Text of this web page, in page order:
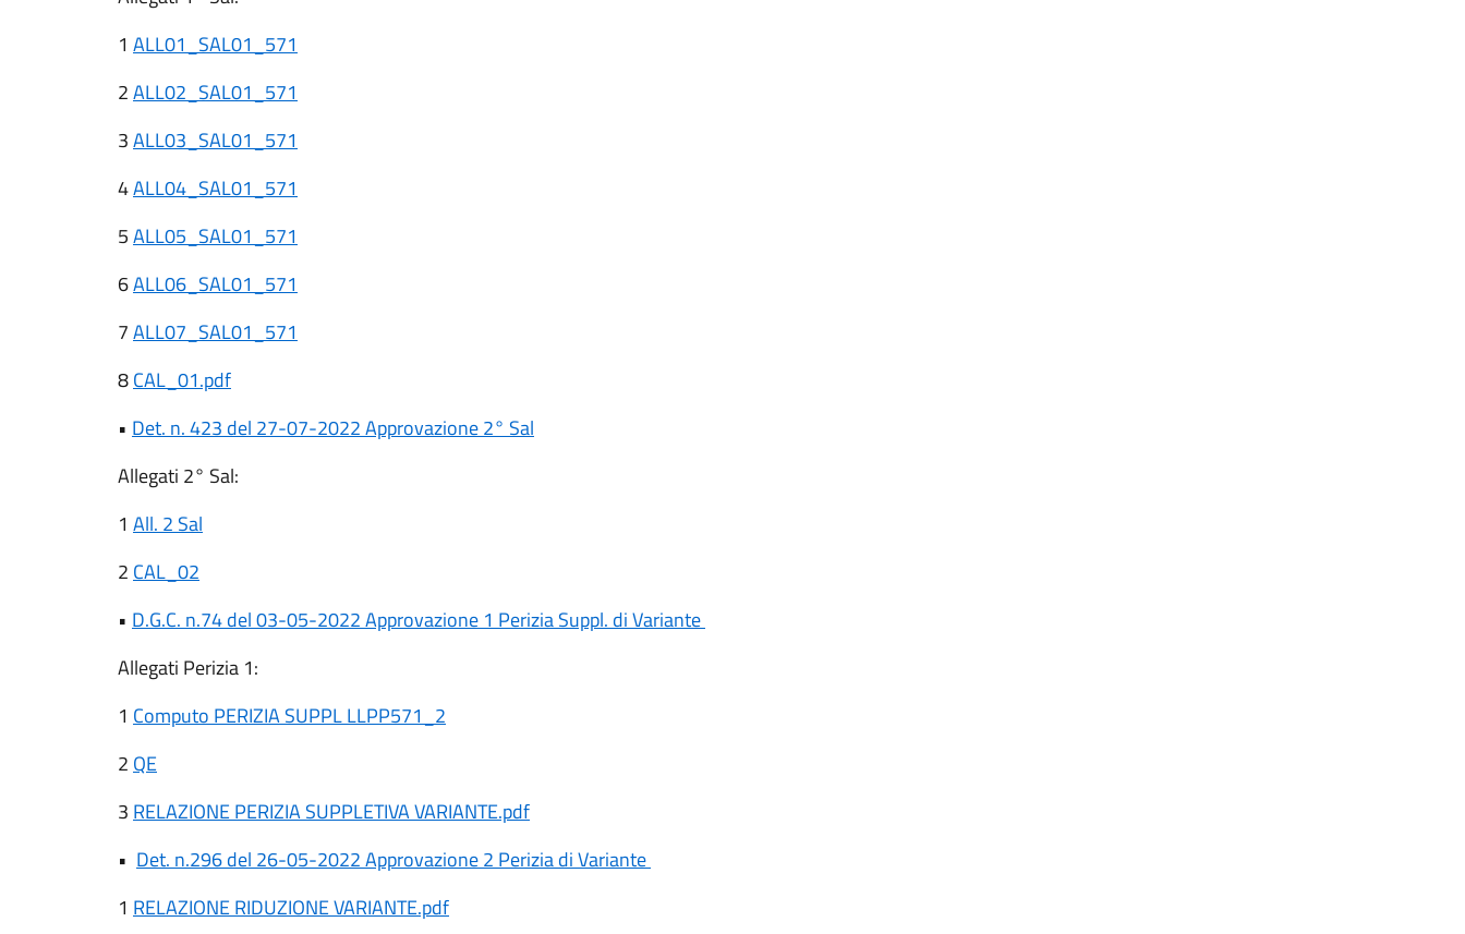
1 ALL01_SAL01_571
2ALL02_SAL01_571
3ALL03_SAL01_571
4ALL04_SAL01_571
5ALL05_SAL01_571
6ALL06_SAL01_571
7ALL07_SAL01_571
8CAL_01.pdf
• Det. n. 423 del 27-07-2022Approvazione 2° Sal
Allegati 2° Sal:
1 All. 2 Sal
2 CAL_02
• D.G.C. n.74 del 03-05-2022 Approvazione 1 Perizia Suppl. di Variante
Allegati Perizia 1:
1 Computo PERIZIA SUPPL LLPP571_2
2 QE
3 RELAZIONE PERIZIA SUPPLETIVA VARIANTE.pdf
• Det. n.296 del 26-05-2022 Approvazione 2 Perizia di Variante
1 RELAZIONE RIDUZIONE VARIANTE.pdf